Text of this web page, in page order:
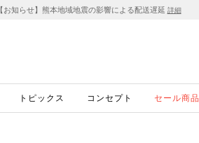
【お知らせ】熊本地域地震の影響による配送遅延 詳細
トピックス コンセプト セール商品